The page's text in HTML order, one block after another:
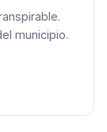
municipio.